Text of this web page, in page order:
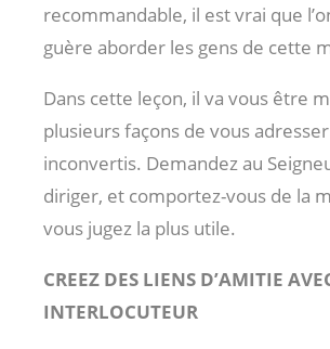
recommandable, il est vrai que
guère aborder les gens de cette
Dans cette leçon, il va vous être
plusieurs façons de vous
inconvertis. Demandez au
diriger, et comportez-vous de la
vous jugez la plus utile.
CREEZ DES LIENS D’AMITIE
INTERLOCUTEUR